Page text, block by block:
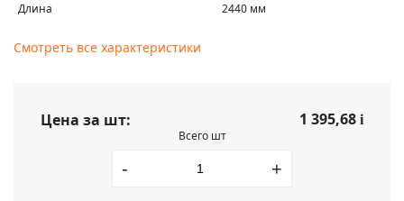
Длина
2440 мм
Смотреть все характеристики
Цена за шт: 1 395,68 i
Всего шт
- +